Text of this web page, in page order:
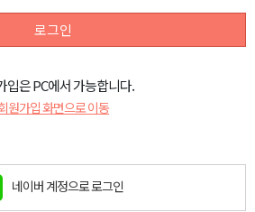
로그인
입은 PC에서 가능합니다.
원가입 화면으로 이동
네이버 계정으로 로그인